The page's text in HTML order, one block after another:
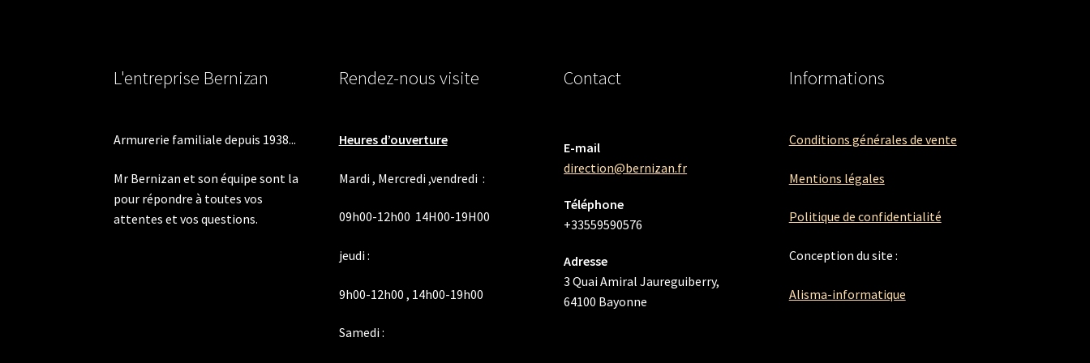
L'entreprise Bernizan
Armurerie familiale depuis 1938...
Mr Bernizan et son équipe sont la
pour répondre à toutes vos
attentes et vos questions.
Rendez-nous visite
Heures d’ouverture
Mardi , Mercredi ,vendredi :
09h00-12h00 14H00-19H00
jeudi :
9h00-12h00 , 14h00-19h00
Samedi :
Contact
E-mail
direction@bernizan.fr
Téléphone
+33559590576
Adresse
3 Quai Amiral Jaureguiberry,
64100 Bayonne
Informations
Conditions générales de vente
Mentions légales
Politique de confidentialité
Conception du site :
Alisma-informatique